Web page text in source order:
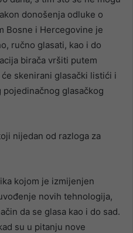
donošenja odluke o
Bosne i Hercegovine je
ručno glasati, kao i do
birača vršiti putem
skenirani glasački listići i
glasačkog
nijedan od razloga za
kojom je izmijenjen
novih tehnologija,
da se glasa kao i do sad.
su u pitanju nove